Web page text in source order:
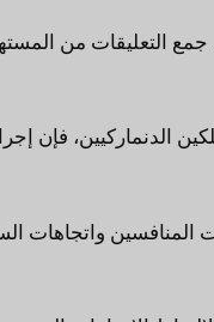
جمع التعليقات من
الدنماركيين، فإن
المنافسين واتجاهات